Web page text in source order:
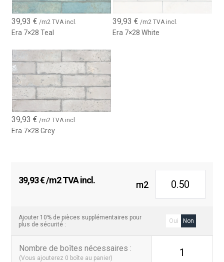
39,93€ /m2 TVA incl.
Era 7×28 Teal
39,93 € /m2 TVA incl.
Era 7×28 White
39,93€ /m2 TVA incl.
Era 7×28 Grey
39,93€/m2 TVA incl. m2
Ajouter 10% de pièces supplémentaires pour
plus de sécurité :
Oui Non
Nombre de boîtes nécessaires :
(Vous ajouterez 0 boîte au panier) 1